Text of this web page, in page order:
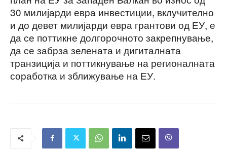
30 милијарди евра инвестиции, вклучително
и до девет милијарди евра грантови од ЕУ, е
да се поттикне долгорочното закрепнување,
да се забрза зелената и дигиталната
транзиција и поттикнување на регионалната
соработка и зближување на ЕУ.